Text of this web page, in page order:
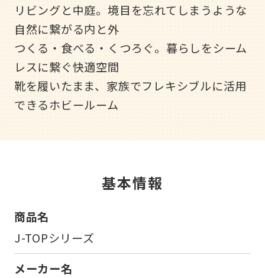
リビングと中庭。境目を忘れてしまうような
自然に繋がる内と外
つくる・食べる・くつろぐ。暮らしをシーム
レスに繋ぐ快適空間
靴を履いたまま、家族でフレキシブルに活用
できるホビールーム
基本情報
商品名
J-TOPシリーズ
メーカー名